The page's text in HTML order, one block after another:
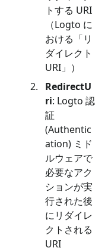
トする URI
（Logto に
おける「リ
ダイレクト
URI」）
RedirectU
ri: Logto 認
証
(Authentic
ation) ミド
ルウェアで
必要なアク
ションが実
行された後
にリダイレ
クトされる
URI